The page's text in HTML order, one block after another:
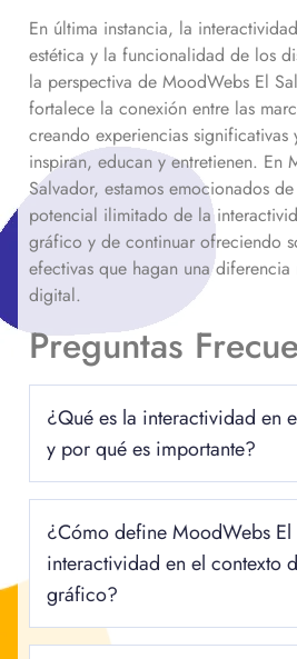
En última instancia, la
estética y la funcionalidad de los
la perspectiva de MoodWebs El
fortalece la conexión entre las
creando experiencias significativas
inspiran, educan y entretienen. En
Salvador, estamos emocionados
potencial ilimitado de la
gráfico y de continuar ofreciendo
efectivas que hagan una
digital.
Preguntas
¿Qué es la interactividad en
y por qué es importante?
elementos visuales y funcionales de
para responder de manera dinámica
usuario. Más allá de ser simplemente
interactividad permite que los
activamente en la experiencia,
¿Cómo define MoodWebs El
interactividad en el contexto
gráfico?